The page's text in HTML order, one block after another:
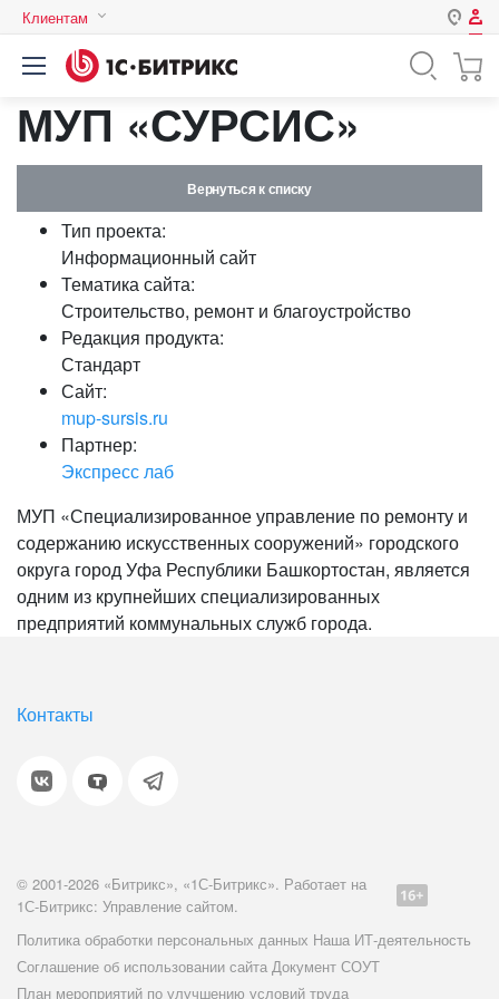
Клиентам
Авторизация
Нет аккаунта? Зарегистрироваться
Логин
Пароль
Запомнить меня на этом
МУП «СУРСИС»
Вернуться к списку
Тип проекта:
Информационный сайт
Тематика сайта:
Строительство, ремонт и благоустройство
Редакция продукта:
Стандарт
Сайт:
mup-sursis.ru
Партнер:
Экспресс лаб
МУП «Специализированное управление по ремонту и
содержанию искусственных сооружений» городского
округа город Уфа Республики Башкортостан, является
одним из крупнейших специализированных
предприятий коммунальных служб города.
Контакты
© 2001-2026 «Битрикс», «1С-Битрикс». Работает на
1С-Битрикс: Управление сайтом.
Политика обработки персональных данных Наша ИТ-деятельность
Соглашение об использовании сайта Документ СОУТ
План мероприятий по улучшению условий труда